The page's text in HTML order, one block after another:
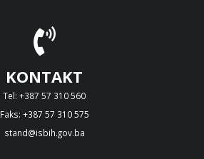
KONTAKT
Tel: +387 57 310 560
Faks: +387 57 310 575
stand@isbih.gov.ba